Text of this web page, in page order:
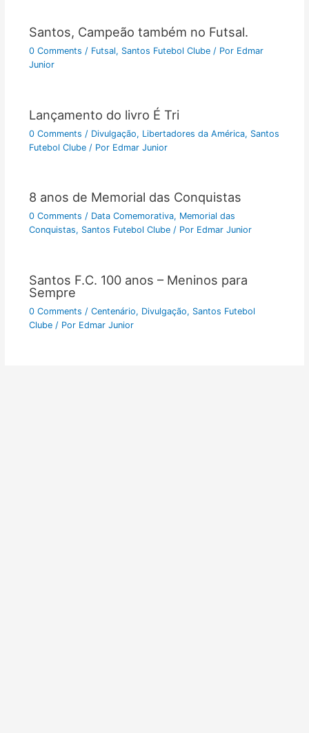
Santos, Campeão também no Futsal.
0 Comments / Futsal, Santos Futebol Clube/ Por Edmar
Junior
Lançamento do livro É Tri
0 Comments / Divulgação, Libertadores da América, Santos
Futebol Clube/ Por Edmar Junior
8 anos de Memorial das Conquistas
0 Comments / Data Comemorativa, Memorial das
Conquistas, Santos Futebol Clube/ Por Edmar Junior
Santos F.C. 100 anos – Meninos para
Sempre
0 Comments / Centenário, Divulgação, Santos Futebol
Clube/ Por Edmar Junior